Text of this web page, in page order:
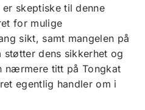
skeptiske til denne
for mulige
sikt, samt mangelen på
dens sikkerhet og
nærmere titt på Tongkat
egentlig handler om i